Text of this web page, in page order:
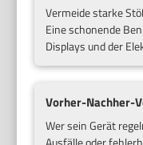
Vermeide starke
Eine schonende
Displays und der
Vorher-Nachher-
Wer sein Gerät